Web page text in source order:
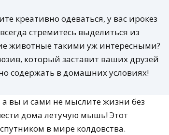
креативно одеваться, у вас ирокез
стремитесь выделиться из
животные такими уж интересными?
который заставит ваших друзей
содержать в домашних условиях!
вы и сами не мыслите жизни без
дома летучую мышь! Этот
в мире колдовства.